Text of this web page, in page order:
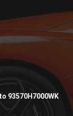
93570H7000WK